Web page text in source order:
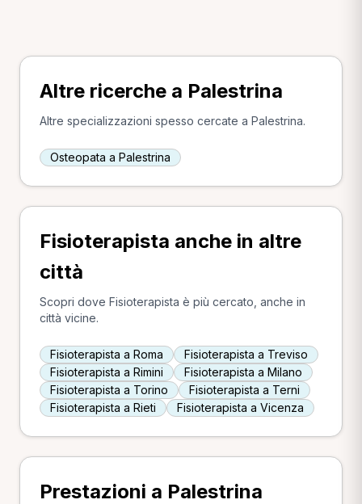
Altre ricerche a Palestrina
Altre specializzazioni spesso cercate a Palestrina.
Osteopata a Palestrina
Fisioterapista anche in altre
città
Scopri dove Fisioterapista è più cercato, anche in
città vicine.
Fisioterapista a Roma
Fisioterapista a Treviso
Fisioterapista a Rimini
Fisioterapista a Milano
Fisioterapista a Torino
Fisioterapista a Terni
Fisioterapista a Rieti
Fisioterapista a Vicenza
Prestazioni a Palestrina